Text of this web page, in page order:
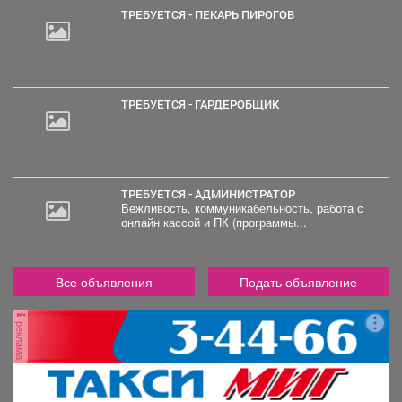
ТРЕБУЕТСЯ - ПЕКАРЬ ПИРОГОВ
ТРЕБУЕТСЯ - ГАРДЕРОБЩИК
ТРЕБУЕТСЯ - АДМИНИСТРАТОР
Вежливость, коммуникабельность, работа с
онлайн кассой и ПК (программы...
Все объявления Подать объявление
реклама